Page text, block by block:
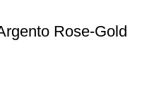
Rose-Gold